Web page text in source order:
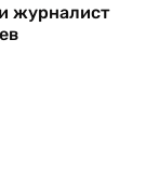
журналист